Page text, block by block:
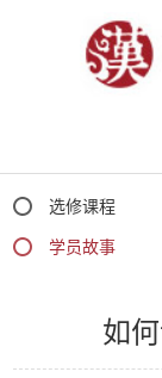
选修课程
学员故事
如